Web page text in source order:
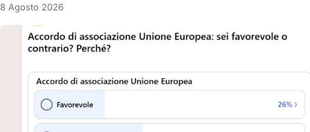
8 Agosto 2026